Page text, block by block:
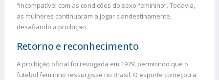
“incompatível com as condições do sexo feminino”. Todavia,
as mulheres continuaram a jogar clandestinamente,
desafiando a proibição.
Retorno e reconhecimento
A proibição oficial foi revogada em 1979, permitindo que o
futebol feminino ressurgisse no Brasil. O esporte começou a